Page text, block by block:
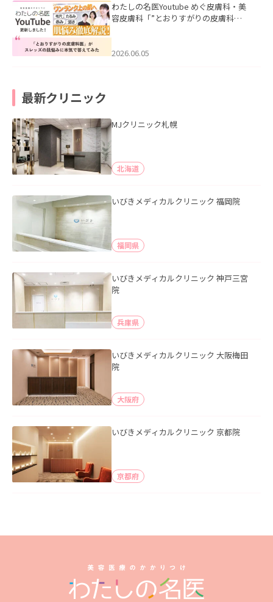
わたしの名医Youtube めぐ皮膚科・美
容皮膚科「”とおりすがりの皮膚科
2026.06.05
最新クリニック
MJクリニック札幌
北海道
いびきメディカルクリニック 福岡院
福岡県
いびきメディカルクリニック 神戸三宮
院
兵庫県
いびきメディカルクリニック 大阪梅田
院
大阪府
いびきメディカルクリニック 京都院
京都府